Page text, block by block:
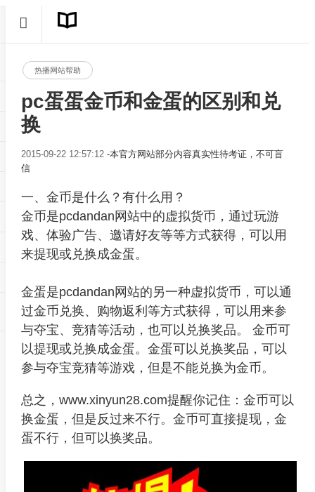
热播网站帮助
pc蛋蛋金币和金蛋的区别和兑
换
2015-09-22 12:57:12 -本官方网站部分内容真实性待考证，不可盲
信
一、金币是什么？有什么用？
金币是pcdandan网站中的虚拟货币，通过玩游
戏、体验广告、邀请好友等等方式获得，可以用
来提现或兑换成金蛋。
金蛋是pcdandan网站的另一种虚拟货币，可以通
过金币兑换、购物返利等方式获得，可以用来参
与夺宝、竞猜等活动，也可以兑换奖品。 金币可
以提现或兑换成金蛋。金蛋可以兑换奖品，可以
参与夺宝竞猜等游戏，但是不能兑换为金币。
总之，www.xinyun28.com提醒你记住：金币可以
换金蛋，但是反过来不行。金币可直接提现，金
蛋不行，但可以换奖品。